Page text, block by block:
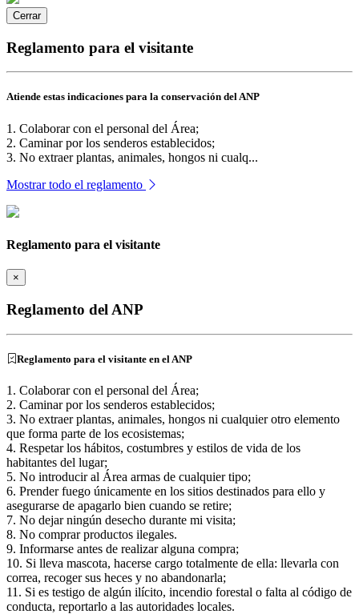
Cerrar
Reglamento para el visitante
Atiende estas indicaciones para la conservación del ANP
1. Colaborar con el personal del Área;
2. Caminar por los senderos establecidos;
3. No extraer plantas, animales, hongos ni cualq...
Mostrar todo el reglamento
Reglamento para el visitante
×
Reglamento del ANP
Reglamento para el visitante en el ANP
1. Colaborar con el personal del Área;
2. Caminar por los senderos establecidos;
3. No extraer plantas, animales, hongos ni cualquier otro elemento
que forma parte de los ecosistemas;
4. Respetar los hábitos, costumbres y estilos de vida de los
habitantes del lugar;
5. No introducir al Área armas de cualquier tipo;
6. Prender fuego únicamente en los sitios destinados para ello y
asegurarse de apagarlo bien cuando se retire;
7. No dejar ningún desecho durante mi visita;
8. No comprar productos ilegales.
9. Informarse antes de realizar alguna compra;
10. Si lleva mascota, hacerse cargo totalmente de ella: llevarla con
correa, recoger sus heces y no abandonarla;
11. Si es testigo de algún ilícito, incendio forestal o falta al código de
conducta, reportarlo a las autoridades locales.